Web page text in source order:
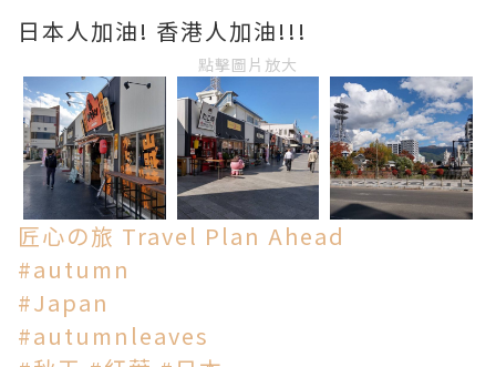
日本人加油! 香港人加油!!!
點擊圖片放大
匠心の旅 Travel Plan Ahead
#autumn
#Japan
#autumnleaves